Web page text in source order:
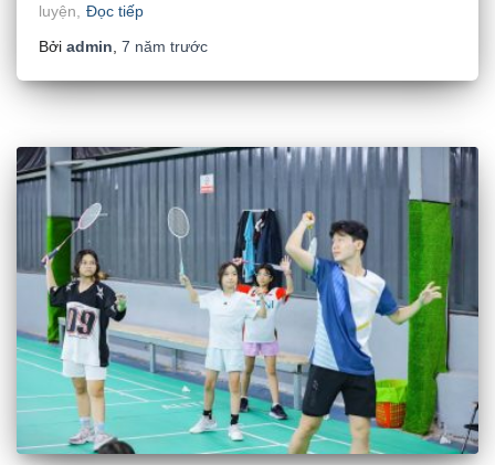
luyện,
Đọc tiếp
Bởi admin 7 năm trước